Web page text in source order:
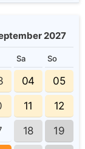
2027
Sa So
04 05
11 12
18 19